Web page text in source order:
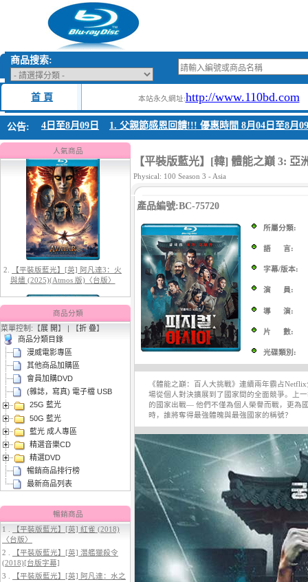
商品搜索:
首 頁 本站永久網址:http://www.110bd.com
公告:
8月04日至8月09日 1. 父親節感恩回饋!!! 優惠時間 8月04日至8月09
人氣商品
1.【平裝版藍光】[英] 阿凡達：水
之道 (2022)〈台版〉
2.
【平裝版藍光】[英] 阿凡達3：火
與燼 (2025)(Atmos 版)〈台版〉
3.【平裝版藍光】[英] 穿著PRADA
的惡魔 2 (2026)[台版字幕]
4.【平裝版藍光】[英] 太空超人
(2026)[台版字幕]
商品分類
菜單控制:【展 開】 | 【折 疊】
商品分類目錄
漫威電影專區
其他商品加購區
會員加購DVD
(雜誌，寫真) 電子檔 USB
25G 藍光
50G 藍光
藍光 成人專區
精選音樂CD
精選DVD
暢銷商品排行榜
最新商品列表
暢銷商品
1 .
【平裝版藍光】[英] 紅雀 (2018)
〈台版〉
2 .
【平裝版藍光】[英] 潛艦獵殺令
(2018)[台版字幕]
3 .
【平裝版藍光】[英] 阿凡達：水之
【平裝版藍光】[韓] 體能之巔 3: 亞
Physical: 100 Season 3 - Asia
產品編號:BC-75720
所屬分類:
語 言:
字幕/版本:
演 員:
導 演:
片 數:
光碟類別:
《體能之巔：百人大挑戰》連續兩年霸占
場從個人對決擴展到了國家間的全面競爭。上
的國家出戰— 他們不僅為個人榮譽而戰，更為
時，誰將奪得最強體魄與最強國家的稱號？